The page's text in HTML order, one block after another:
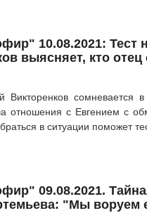
10.08.2021: Тест
выясняет, кто отец
Викторенков сомневается
отношения с Евгением с
в ситуации поможет
09.08.2021.
"Мы воруем